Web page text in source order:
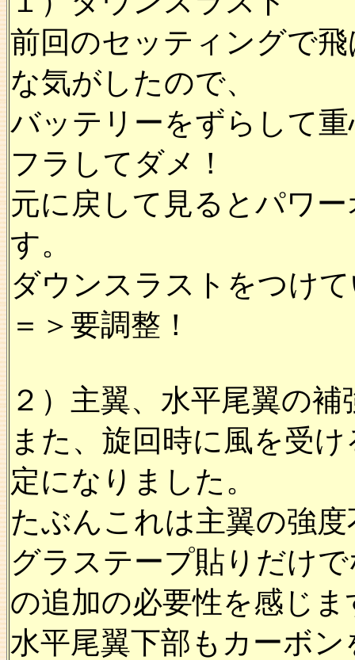
前回のセッティングで
な気がしたので、
バッテリーをずらして
フラしてダメ！
元に戻して見るとパワ
す。
ダウンスラストをつけ
＝＞要調整！
２）主翼、水平尾翼の補
また、旋回時に風を受
定になりました。
たぶんこれは主翼の強
グラステープ貼りだけ
の追加の必要性を感じま
水平尾翼下部もカーボ